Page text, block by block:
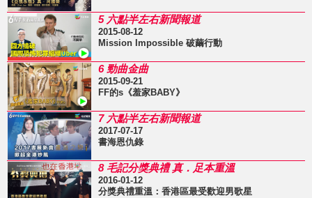
5 六點半左右新聞報道
2015-08-12
Mission Impossible 破繭行動
6 勁曲金曲
2015-09-21
FF的s《羞家BABY》
7 六點半左右新聞報道
2017-07-17
書海恩仇錄
8 毛記分獎典禮 真．足本重溫
2016-01-12
分獎典禮重溫：香港區最受歡迎男歌星